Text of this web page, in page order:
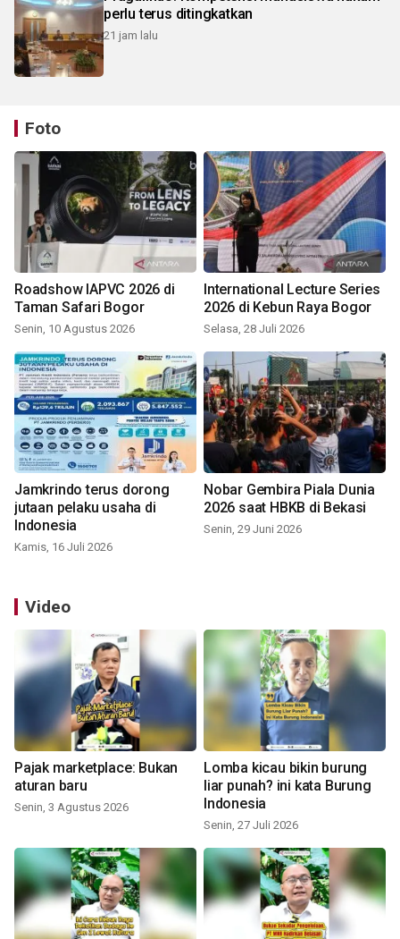
perlu terus ditingkatkan
21 jam lalu
Foto
Roadshow IAPVC 2026 di
Taman Safari Bogor
Senin, 10 Agustus 2026
International Lecture Series
2026 di Kebun Raya Bogor
Selasa, 28 Juli 2026
Jamkrindo terus dorong
jutaan pelaku usaha di
Indonesia
Kamis, 16 Juli 2026
Nobar Gembira Piala Dunia
2026 saat HBKB di Bekasi
Senin, 29 Juni 2026
Video
Pajak marketplace: Bukan
aturan baru
Senin, 3 Agustus 2026
Lomba kicau bikin burung
liar punah? ini kata Burung
Indonesia
Senin, 27 Juli 2026